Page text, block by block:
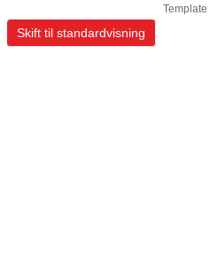
Template
Skift til standardvisning